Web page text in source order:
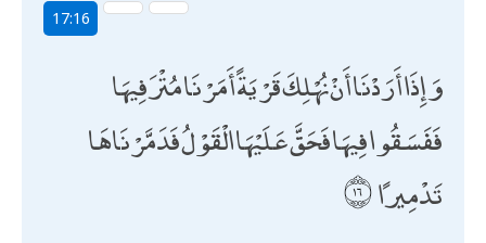
17:16
وَإِذَا أَرَدْنَا أَنْ نُهْلِكَ قَرْيَةً أَمَرْنَا مُتْرَفِيهَا
فَفَسَقُوا فِيهَا فَحَقَّ عَلَيْهَا الْقَوْلُ فَدَمَّرْنَاهَا
تَدْمِيرًا